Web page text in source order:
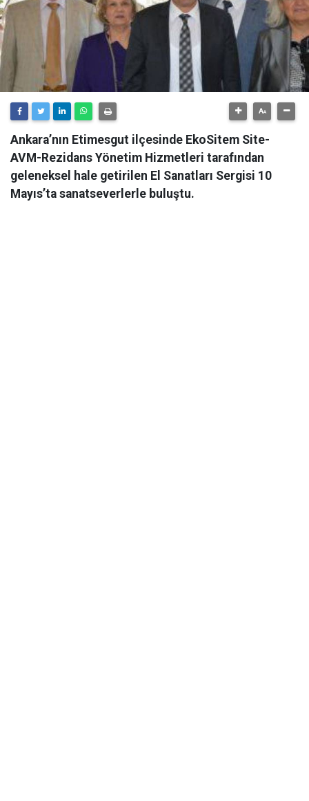
Ankara’nın Etimesgut ilçesinde EkoSitem Site-
AVM-Rezidans Yönetim Hizmetleri tarafından
geleneksel hale getirilen El Sanatları Sergisi 10
Mayıs’ta sanatseverlerle buluştu.